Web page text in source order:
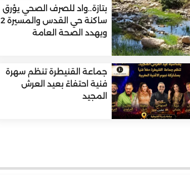
بتازة..واد للصرف الصحي يؤرق
ساكنة حي القدس والمسيرة 2
ويهدد الصحة العامة
جماعة القنيطرة تنظم سهرة
فنية احتفاءً بعيد العرش
المجيد